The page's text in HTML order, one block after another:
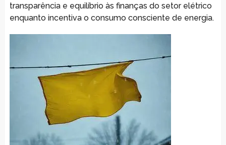
transparência e equilíbrio às finanças do setor elétrico
enquanto incentiva o consumo consciente de energia.